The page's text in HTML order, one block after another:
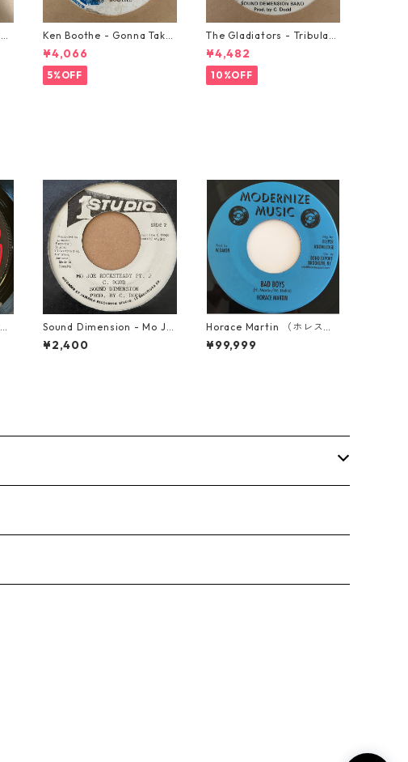
Ken Boothe - Gonna Take
A Miracle【7-21362】
¥4,066
5%OFF
The Gladiators - Tribulati
on【7-21365】
¥4,482
10%OFF
Sound Dimension - Mo Jo
e Rock Steady【7-21087】
¥2,400
Horace Martin （ホレスマ
ーティン） - Bad Boys
【7'】
¥99,999